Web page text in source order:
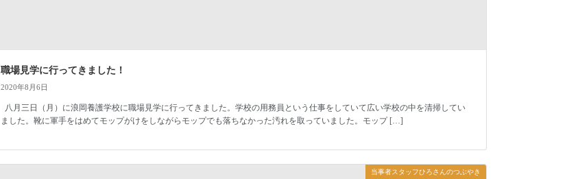
職場見学に行ってきました！
2020年8月6日
八月三日（月）に浪岡養護学校に職場見学に行ってきました。学校の用務員という仕事をしていて広い学校の中を清掃してい
ました。靴に軍手をはめてモップがけをしながらモップでも落ちなかった汚れを取っていました。モップ […]
当事者スタッフひろさんのつぶやき